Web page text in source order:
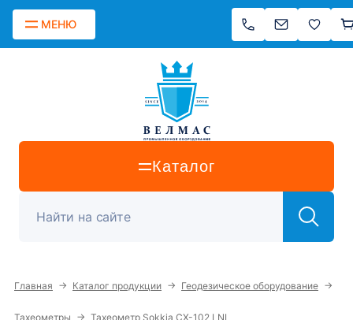
МЕНЮ
Каталог
Главная → Каталог продукции → Геодезическое оборудование →
Тахеометры → Тахеометр Sokkia CX-102 LNL